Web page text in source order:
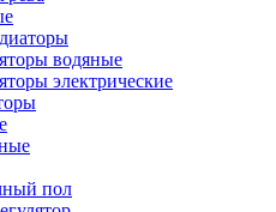
водяные
электрические
пол